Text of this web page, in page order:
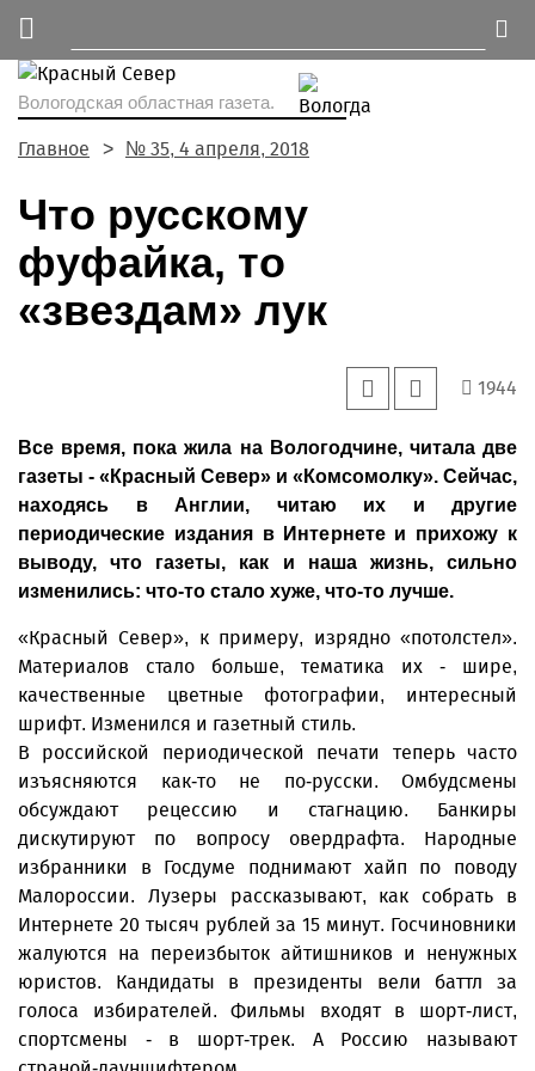
Вологодская областная газета.
Главное № 35, 4 апреля, 2018
Что русскому
фуфайка, то
«звездам» лук
1944
Все время, пока жила на Вологодчине, читала две
газеты - «Красный Север» и «Комсомолку». Сейчас,
находясь в Англии, читаю их и другие
периодические издания в Интернете и прихожу к
выводу, что газеты, как и наша жизнь, сильно
изменились: что-то стало хуже, что-то лучше.
«Красный Север», к примеру, изрядно «потолстел».
Материалов стало больше, тематика их - шире,
качественные цветные фотографии, интересный
шрифт. Изменился и газетный стиль.
В российской периодической печати теперь часто
изъясняются как-то не по-русски. Омбудсмены
обсуждают рецессию и стагнацию. Банкиры
дискутируют по вопросу овердрафта. Народные
избранники в Госдуме поднимают хайп по поводу
Малороссии. Лузеры рассказывают, как собрать в
Интернете 20 тысяч рублей за 15 минут. Госчиновники
жалуются на переизбыток айтишников и ненужных
юристов. Кандидаты в президенты вели баттл за
голоса избирателей. Фильмы входят в шорт-лист,
спортсмены - в шорт-трек. А Россию называют